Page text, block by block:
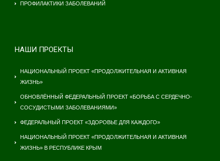
ПРОФИЛАКТИКИ ЗАБОЛЕВАНИЙ
НАШИ ПРОЕКТЫ
НАЦИОНАЛЬНЫЙ ПРОЕКТ «ПРОДОЛЖИТЕЛЬНАЯ И АКТИВНАЯ
ЖИЗНЬ»
ОБНОВЛЁННЫЙ ФЕДЕРАЛЬНЫЙ ПРОЕКТ «БОРЬБА С СЕРДЕЧНО-
СОСУДИСТЫМИ ЗАБОЛЕВАНИЯМИ»
ФЕДЕРАЛЬНЫЙ ПРОЕКТ «ЗДОРОВЬЕ ДЛЯ КАЖДОГО»
НАЦИОНАЛЬНЫЙ ПРОЕКТ «ПРОДОЛЖИТЕЛЬНАЯ И АКТИВНАЯ
ЖИЗНЬ» В РЕСПУБЛИКЕ КРЫМ